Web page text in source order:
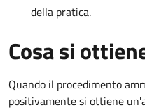
della pratica.
Cosa si
Quando il procedimento
positivamente si ottiene